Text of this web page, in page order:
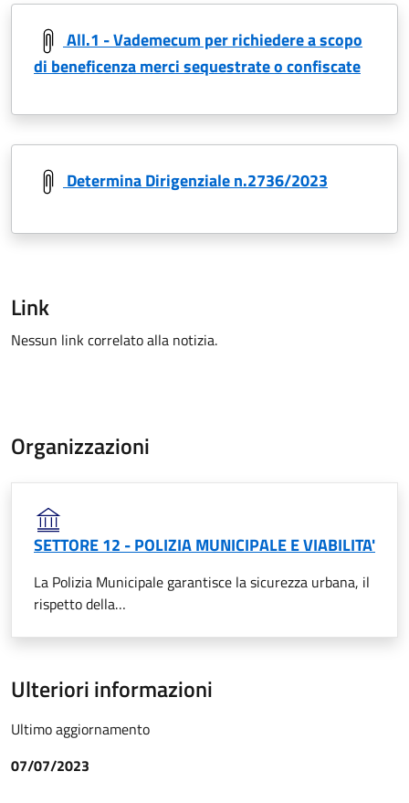
All.1 - Vademecum per richiedere a scopo
di beneficenza merci sequestrate o confiscate
Determina Dirigenziale n.2736/2023
Link
Nessun link correlato alla notizia.
Organizzazioni
SETTORE 12 - POLIZIA MUNICIPALE E VIABILITA'
La Polizia Municipale garantisce la sicurezza urbana, il
rispetto della…
Ulteriori informazioni
Ultimo aggiornamento
07/07/2023